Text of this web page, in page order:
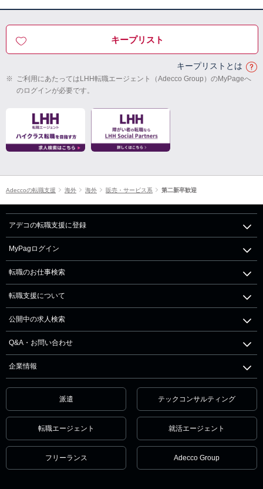
キープリスト
キープリストとは
※ ご利用にあたってはLHH転職エージェント（Adecco Group）のMyPageへ
のログインが必要です。
Adeccoの転職支援 海外 海外 販売・サービス系 第二新卒歓迎
アデコの転職支援に登録
MyPagログイン
転職のお仕事検索
転職支援について
公開中の求人検索
Q&A・お問い合わせ
企業情報
派遣 テックコンサルティング
転職エージェント 就活エージェント
フリーランス Adecco Group